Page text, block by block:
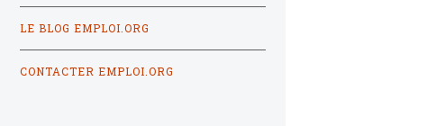
LE BLOG EMPLOI.ORG
CONTACTER EMPLOI.ORG